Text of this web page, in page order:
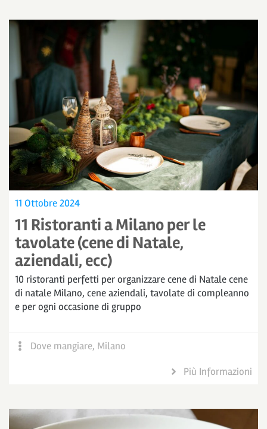
11 Ottobre 2024
11 Ristoranti a Milano per le
tavolate (cene di Natale,
aziendali, ecc)
10 ristoranti perfetti per organizzare cene di Natale cene
di natale Milano, cene aziendali, tavolate di compleanno
e per ogni occasione di gruppo
Dove mangiare, Milano
Più Informazioni